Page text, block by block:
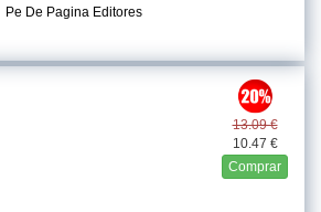
Pe De Pagina Editores
13.09 €
10.47 €
Comprar